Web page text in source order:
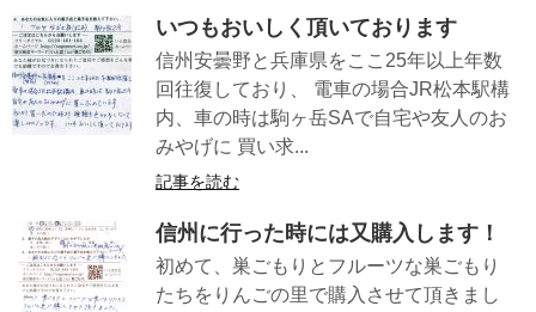
いつもおいしく頂いております
信州安曇野と兵庫県をここ25年以上年数
回往復しており、 電車の場合JR松本駅構
内、車の時は駒ヶ岳SAで自宅や友人のお
みやげに 買い求...
記事を読む
信州に行った時には又購入します！
初めて、巣ごもりとフルーツな巣ごもり
たちをりんごの里で購入させて頂きまし